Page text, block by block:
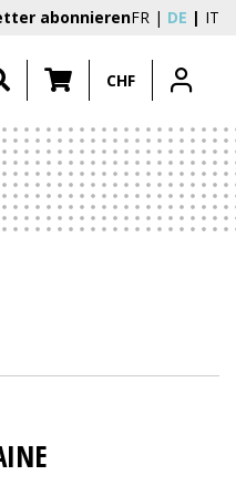
abonnierenFR DE IT
CHF